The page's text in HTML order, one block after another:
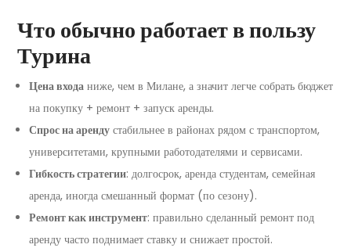
Что обычно работает в пользу
Турина
Цена входа ниже, чем в Милане, а значит легче собрать бюджет
на покупку + ремонт + запуск аренды.
Спрос на аренду стабильнее в районах рядом с транспортом,
университетами, крупными работодателями и сервисами.
Гибкость стратегии: долгосрок, аренда студентам, семейная
аренда, иногда смешанный формат (по сезону).
Ремонт как инструмент: правильно сделанный ремонт под
аренду часто поднимает ставку и снижает простой.